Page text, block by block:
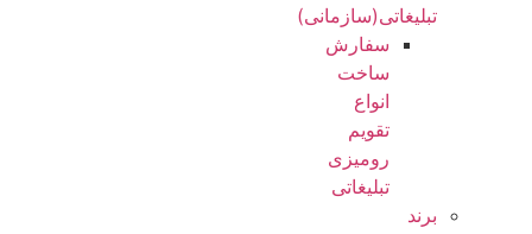
تبلیغاتی(سازمانی)
سفارش
ساخت
انواع
تقویم
رومیزی
تبلیغاتی
برند